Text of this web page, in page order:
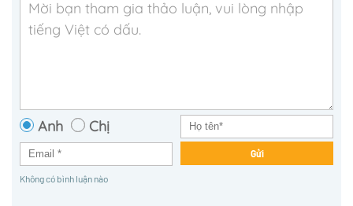
Anh Chị
Gửi
Không có bình luận nào